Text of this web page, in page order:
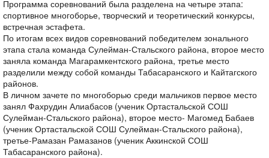
Программа соревнований была разделена на четыре этапа:
спортивное многоборье, творческий и теоретический конкурсы,
встречная эстафета.
По итогам всех видов соревнований победителем зонального
этапа стала команда Сулейман-Стальского района, второе место
заняла команда Магарамкентского района, третье место
разделили между собой команды Табасаранского и Кайтагского
районов.
В личном зачете по многоборью среди мальчиков первое место
занял Фахрудин Алиабасов (ученик Ортастальской СОШ
Сулейман-Стальского района), второе место- Магомед Бабаев
(ученик Ортастальской СОШ Сулейман-Стальского района),
третье-Рамазан Рамазанов (ученик Аккинской СОШ
Табасаранского района).